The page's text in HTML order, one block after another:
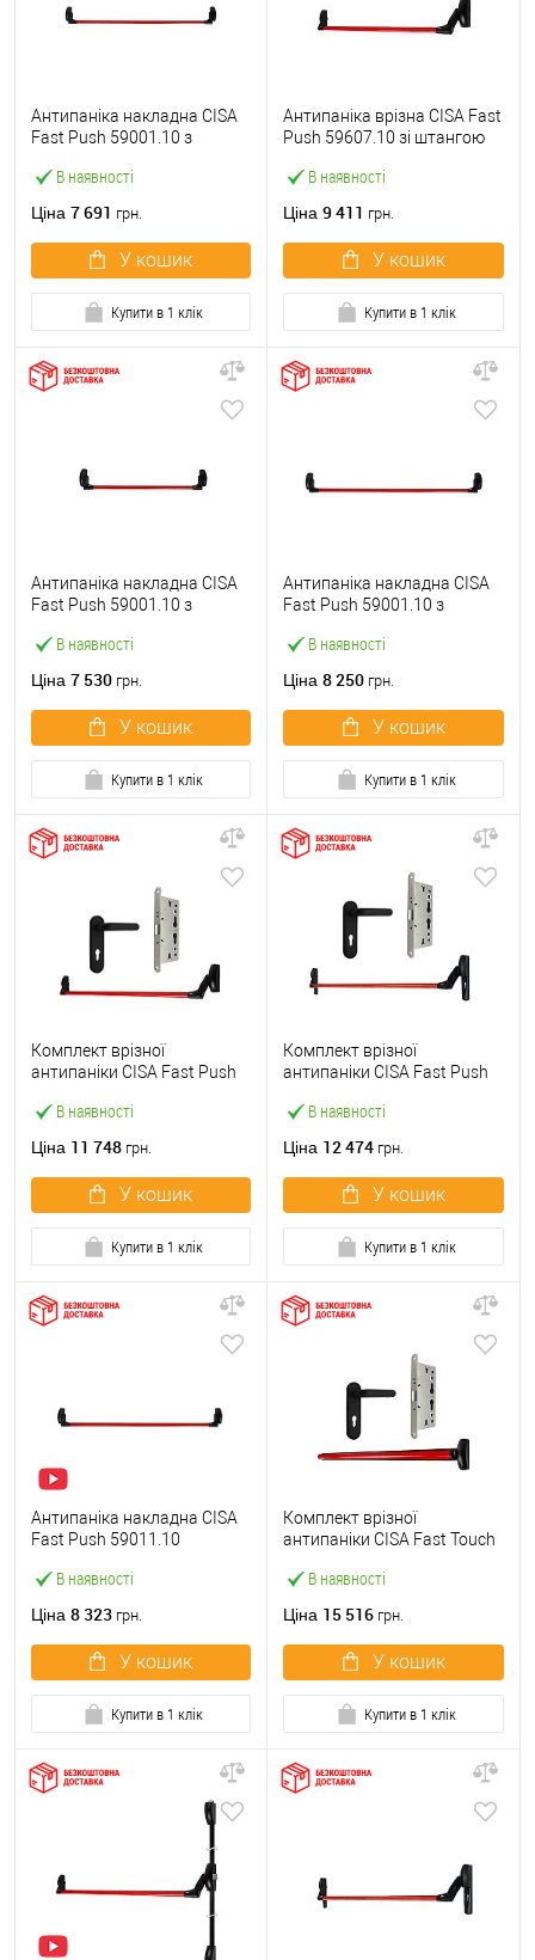
В наявності
Антипаніка накладна CISA
Fast Push 59001.10 з
мм червона
Ціна 7 691 грн.
У кошик
Купити в 1 клік
В наявності
Антипаніка врізна CISA Fast
Push 59607.10 зі штангою
Ціна 9 411 грн.
У кошик
Купити в 1 клік
В наявності
Антипаніка накладна CISA
Fast Push 59001.10 з
червона
Ціна 7 530 грн.
У кошик
Купити в 1 клік
В наявності
Антипаніка накладна CISA
Fast Push 59001.10 з
мм червона
Ціна 8 250 грн.
У кошик
Купити в 1 клік
В наявності
Комплект врізної
антипаніки CISA Fast Push
із замком та ручкою
Ціна 11 748 грн.
У кошик
Купити в 1 клік
В наявності
Комплект врізної
антипаніки CISA Fast Push
червоний із замком та
Ціна 12 474 грн.
У кошик
Купити в 1 клік
В наявності
Антипаніка накладна CISA
Fast Push 59011.10
штангою 1200 мм червона
Ціна 8 323 грн.
У кошик
Купити в 1 клік
В наявності
Комплект врізної
антипаніки CISA Fast Touch
із замком та ручкою
Ціна 15 516 грн.
У кошик
Купити в 1 клік